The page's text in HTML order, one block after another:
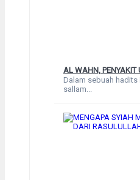
AL WAHN,
Dalam sebuah hadits
sallam...